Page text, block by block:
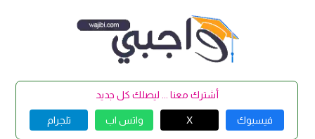
أشترك معنا ... ليصلك كل جديد
فيسبوك X واتس اب تلجرام